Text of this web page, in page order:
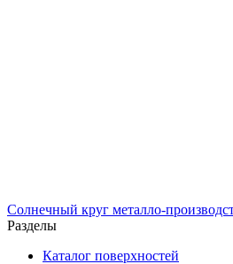
Солнечный круг металло-
Разделы
Каталог поверхностей